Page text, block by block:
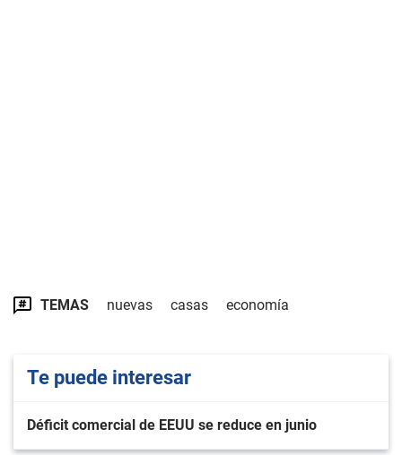
TEMAS nuevas casas economía
Te puede interesar
Déficit comercial de EEUU se reduce en junio